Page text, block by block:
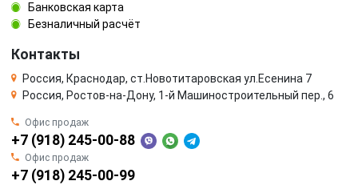
Банковская карта
Безналичный расчёт
Контакты
Россия, Краснодар, ст.Новотитаровская ул.Есенина 7
Россия, Ростов-на-Дону, 1-й Машиностроительный пер., 6
Офис продаж
+7 (918) 245-00-88
Офис продаж
+7 (918) 245-00-99